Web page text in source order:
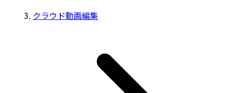
クラウド動画編集